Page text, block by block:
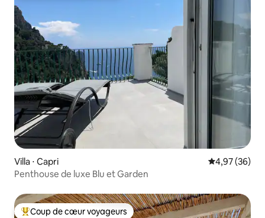
Villa ⋅ Capri Évaluation
4,97 (36)
Penthouse de luxe Blu et Garden
Coup de cœur voyageurs